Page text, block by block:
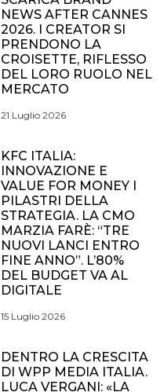
NEWS AFTER CANNES
2026. I CREATOR SI
PRENDONO LA
CROISETTE, RIFLESSO
DEL LORO RUOLO NEL
MERCATO
21 Luglio 2026
KFC ITALIA:
INNOVAZIONE E
VALUE FOR MONEY I
PILASTRI DELLA
STRATEGIA. LA CMO
MARZIA FARÈ: “TRE
NUOVI LANCI ENTRO
FINE ANNO”. L’80%
DEL BUDGET VA AL
DIGITALE
15 Luglio 2026
DENTRO LA CRESCITA
DI WPP MEDIA ITALIA.
LUCA VERGANI: «LA